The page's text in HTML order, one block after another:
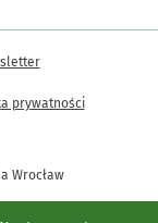
Wrocław
prywatności